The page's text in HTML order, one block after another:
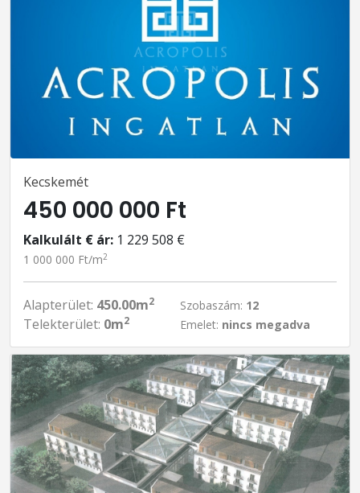
Kecskemét
450 000 000 Ft
Kalkulált € ár: 1 229 508 €
1 000 000 Ft/m2
Alapterület: 450.00m2
Telekterület: 0m2
Szobaszám: 12
Emelet: nincs megadva